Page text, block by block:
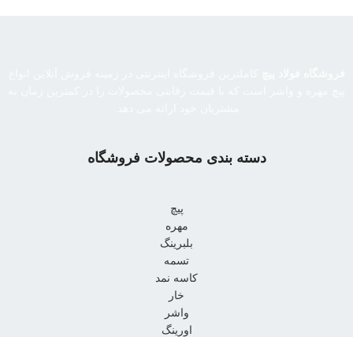
دسته بندی محصولات فروشگاه
پیچ
مهره
بلبرینگ
تسمه
کاسه نمد
خار
واشر
اورینگ